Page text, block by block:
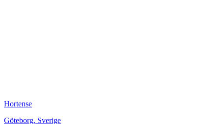
Hortense
Göteborg, Sverige